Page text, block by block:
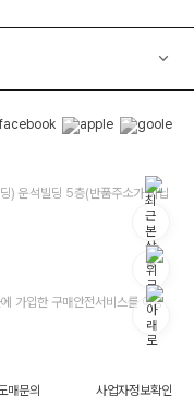
) 운석빌딩 5층(반품주소가 아닙
가입한 구매안전서비스를 이용
매문의 사업자정보확인